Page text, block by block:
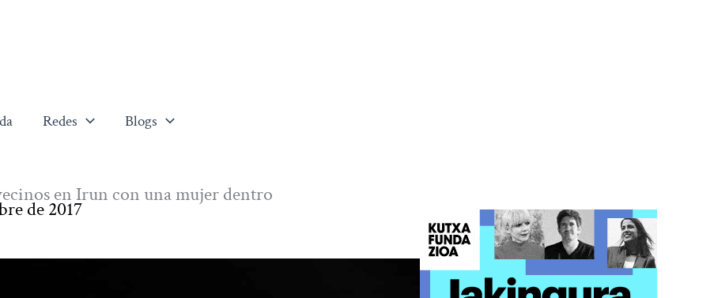
Redes Blogs
en Irun con una mujer dentro
de 2017